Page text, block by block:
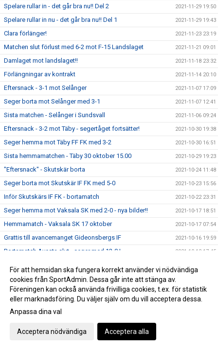
Spelare rullar in - det går bra nu!! Del 2 2021-11-29 19:50
Spelare rullar in nu - det går bra nu!! Del 1 2021-11-29 19:43
Clara förlänger! 2021-11-23 23:19
Matchen slut förlust med 6-2 mot F-15 Landslaget 2021-11-21 09:01
Damlaget mot landslaget!! 2021-11-18 23:32
Förlängningar av kontrakt 2021-11-14 20:10
Eftersnack - 3-1 mot Selånger 2021-11-07 17:09
Seger borta mot Selånger med 3-1 2021-11-07 12:41
Sista matchen - Selånger i Sundsvall 2021-11-06 09:24
Eftersnack - 3-2 mot Täby - segertåget fortsätter! 2021-10-30 19:38
Seger hemma mot Täby FF FK med 3-2 2021-10-30 16:51
Sista hemmamatchen - Täby 30 oktober 15.00 2021-10-29 19:23
"Eftersnack" - Skutskär borta 2021-10-24 11:48
Seger borta mot Skutskär IF FK med 5-0 2021-10-23 15:56
Inför Skutskärs IF FK - bortamatch 2021-10-22 23:31
Seger hemma mot Vaksala SK med 2-0 - nya bilder!! 2021-10-17 18:51
Hemmamatch - Vaksala SK 17 oktober 2021-10-17 07:54
Grattis till avancemanget Gideonsbergs IF 2021-10-16 19:59
Bortamatch Avesta slut - seger med 12-0 ! 2021-10-12 17:45
Seger mot Gefle IF borta med 3-0
Bortamatch - Gefle IF lördag 9 oktober 2021-10-08 20:01
DM-final mot Forsby FF på Iver ikväll
För att hemsidan ska fungera korrekt använder vi nödvändiga
cookies från SportAdmin. Dessa går inte att stänga av.
Föreningen kan också använda frivilliga cookies, t.ex. för statistik
eller marknadsföring. Du väljer själv om du vill acceptera dessa.
Anpassa dina val
Acceptera nödvändiga Acceptera alla